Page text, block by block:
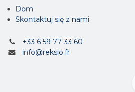
Dom
Skontaktuj się z nami
+33 6 59 77 33 60
info@reksio.fr